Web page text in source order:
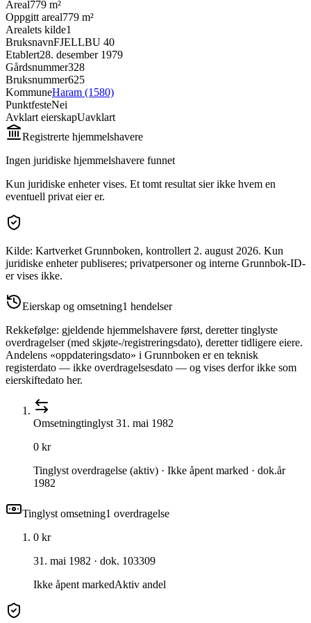
Areal779 m²
Oppgitt areal779 m²
Arealets kilde1
BruksnavnFJELLBU 40
Etablert28. desember 1979
Gårdsnummer328
Bruksnummer625
KommuneHaram (1580)
PunktfesteNei
Avklart eierskapUavklart
Registrerte hjemmelshavere
Ingen juridiske hjemmelshavere funnet
Kun juridiske enheter vises. Et tomt resultat sier ikke hvem en
eventuell privat eier er.
Kilde: Kartverket Grunnboken, kontrollert 2. august 2026. Kun
juridiske enheter publiseres; privatpersoner og interne Grunnbok-ID-
er vises ikke.
Eierskap og omsetning1 hendelser
Rekkefølge: gjeldende hjemmelshavere først, deretter tinglyste
overdragelser (med skjøte-/registreringsdato), deretter tidligere eiere.
Andelens «oppdateringsdato» i Grunnboken er en teknisk
registerdato — ikke overdragelsesdato — og vises derfor ikke som
eierskiftedato her.
Omsetningtinglyst 31. mai 1982
0 kr
Tinglyst overdragelse (aktiv) · Ikke åpent marked · dok.år
1982
Tinglyst omsetning1 overdragelse
0 kr
31. mai 1982 · dok. 103309
Ikke åpent markedAktiv andel